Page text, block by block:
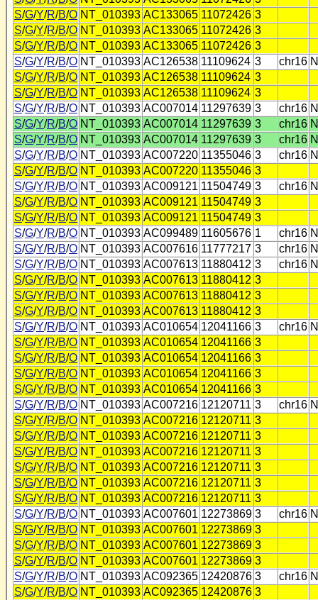
S/G/Y/R/B/O NT_010393 AC133065 11072426 3
S/G/Y/R/B/O NT_010393 AC133065 11072426 3
S/G/Y/R/B/O NT_010393 AC133065 11072426 3
S/G/Y/R/B/O NT_010393 AC126538 11109624 3 chr16
S/G/Y/R/B/O NT_010393 AC126538 11109624 3
S/G/Y/R/B/O NT_010393 AC126538 11109624 3
S/G/Y/R/B/O NT_010393 AC007014 11297639 3 chr16
S/G/Y/R/B/O NT_010393 AC007014 11297639 3 chr16
S/G/Y/R/B/O NT_010393 AC007014 11297639 3 chr16
S/G/Y/R/B/O NT_010393 AC007220 11355046 3 chr16
S/G/Y/R/B/O NT_010393 AC007220 11355046 3
S/G/Y/R/B/O NT_010393 AC009121 11504749 3 chr16
S/G/Y/R/B/O NT_010393 AC009121 11504749 3
S/G/Y/R/B/O NT_010393 AC009121 11504749 3
S/G/Y/R/B/O NT_010393 AC099489 11605676 1 chr16
S/G/Y/R/B/O NT_010393 AC007616 11777217 3 chr16
S/G/Y/R/B/O NT_010393 AC007613 11880412 3 chr16
S/G/Y/R/B/O NT_010393 AC007613 11880412 3
S/G/Y/R/B/O NT_010393 AC007613 11880412 3
S/G/Y/R/B/O NT_010393 AC007613 11880412 3
S/G/Y/R/B/O NT_010393 AC010654 12041166 3 chr16
S/G/Y/R/B/O NT_010393 AC010654 12041166 3
S/G/Y/R/B/O NT_010393 AC010654 12041166 3
S/G/Y/R/B/O NT_010393 AC010654 12041166 3
S/G/Y/R/B/O NT_010393 AC010654 12041166 3
S/G/Y/R/B/O NT_010393 AC007216 12120711 3 chr16
S/G/Y/R/B/O NT_010393 AC007216 12120711 3
S/G/Y/R/B/O NT_010393 AC007216 12120711 3
S/G/Y/R/B/O NT_010393 AC007216 12120711 3
S/G/Y/R/B/O NT_010393 AC007216 12120711 3
S/G/Y/R/B/O NT_010393 AC007216 12120711 3
S/G/Y/R/B/O NT_010393 AC007216 12120711 3
S/G/Y/R/B/O NT_010393 AC007601 12273869 3 chr16
S/G/Y/R/B/O NT_010393 AC007601 12273869 3
S/G/Y/R/B/O NT_010393 AC007601 12273869 3
S/G/Y/R/B/O NT_010393 AC007601 12273869 3
S/G/Y/R/B/O NT_010393 AC092365 12420876 3 chr16
S/G/Y/R/B/O NT_010393 AC092365 12420876 3